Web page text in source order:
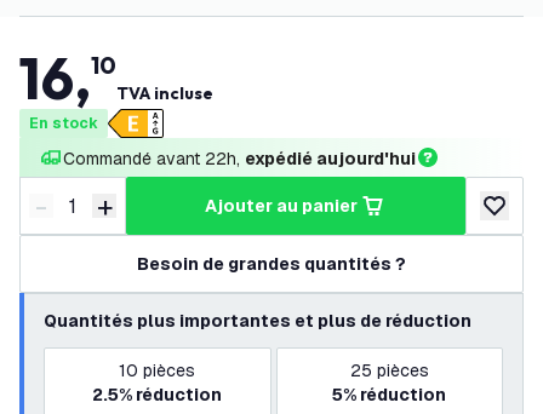
16,10
TVA incluse
En stock
Commandé avant 22h, expédié aujourd'hui
Diminuer la quantité
- Augmenter la quantité
+ ajouter au panier
Besoin de grandes quantités ?
Quantités plus importantes et plus de réduction
10 pièces
2.5% réduction
25 pièces
5% réduction